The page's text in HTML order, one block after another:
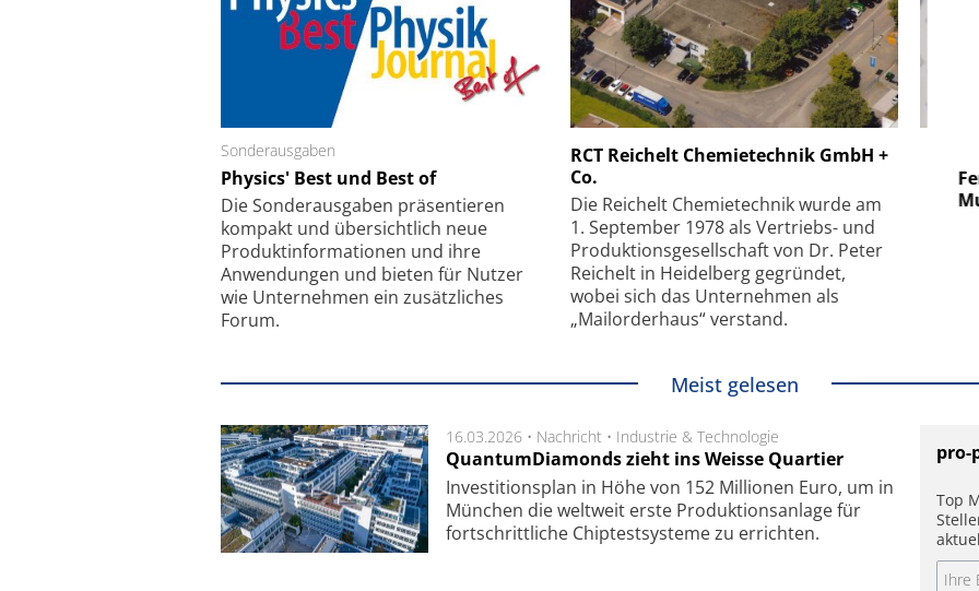
Sonderausgaben
Physics' Best und Best of
Die Sonder­ausgaben präsentieren
kompakt und übersichtlich neue
Produkt­informationen und ihre
Anwendungen und bieten für Nutzer
wie Unternehmen ein zusätzliches
Forum.
RCT Reichelt Chemietechnik GmbH +
Co.
Die Reichelt Chemietechnik wurde am
1. September 1978 als Vertriebs- und
Produktionsgesellschaft von Dr. Peter
Reichelt in Heidelberg gegründet,
wobei sich das Unternehmen als
„Mailorderhaus“ verstand.
Faserkoppler mit Super-
Feinfokussierungsmechanismus
SmarAct GmbH
kleinstem Raum
Meist gelesen
16.03.2026 • Nachricht • Industrie & Technologie
QuantumDiamonds zieht ins Weisse Quartier
Inves­ti­tions­plan in Höhe von 152 Mil­lio­nen Euro, um in
Mün­chen die welt­weit ers­te Pro­duk­tions­an­la­ge für
fort­schritt­li­che Chip­test­sys­te­me zu er­rich­ten.
pro-
Top